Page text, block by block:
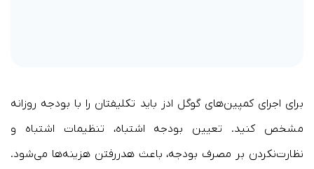
برای اجرای کمپین‌های گوگل ادز باید تکلیفتان را با بودجه روزانه
مشخص کنید. تعیین بودجه اشتباه، تنظیمات اشتباه و
نظارت‌نکردن بر مصرف بودجه، باعث هدررفتن هزینه‌ها می‌شود.